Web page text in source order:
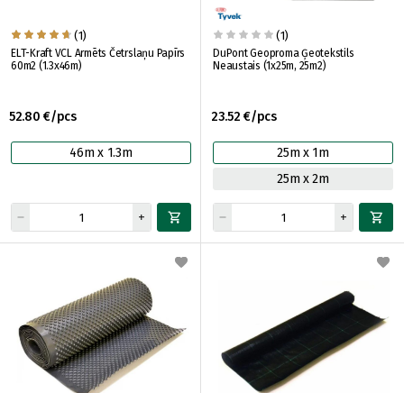
(1)
ELT-Kraft VCL Armēts Četrslaņu Papīrs
60m2 (1.3x46m)
52.80 €/pcs
46m x 1.3m
(1)
DuPont Geoproma Ģeotekstils
Neaustais (1x25m, 25m2)
23.52 €/pcs
25m x 1m
25m x 2m